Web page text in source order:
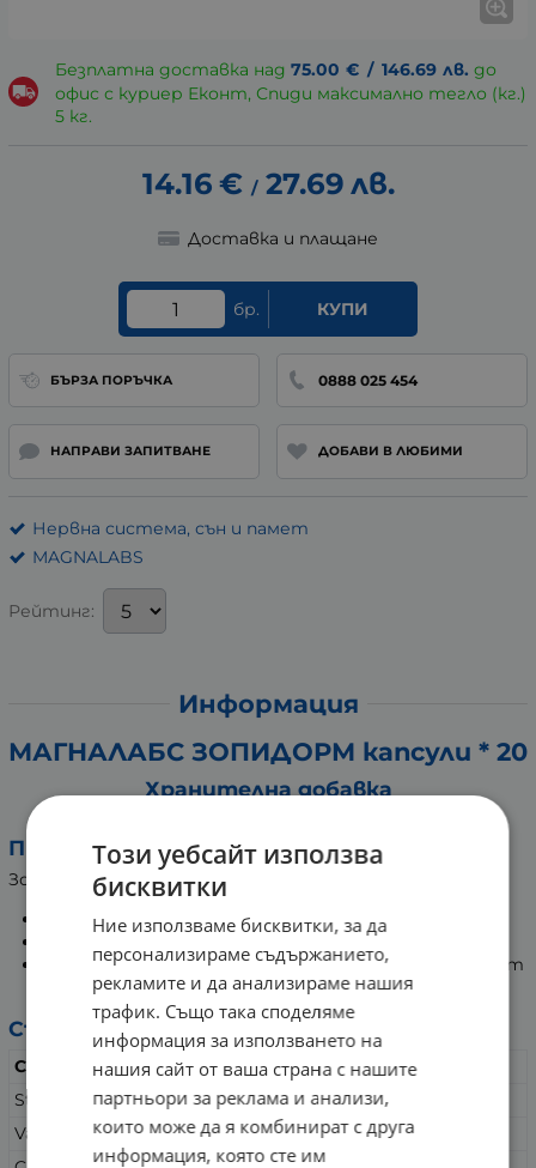
Безплатна доставка над 75.00 € / 146.69 лв. до
офис с куриер Еконт, Спиди максимално тегло (кг.)
5 кг.
14.16 € / 27.69 лв.
Доставка и плащане
бр. КУПИ
БЪРЗА ПОРЪЧКА 0888 025 454
НАПРАВИ ЗАПИТВАНЕ ДОБАВИ В ЛЮБИМИ
Нервна система, сън и памет
MAGNALABS
Рейтинг:
Информация
МАГНАЛАБС ЗОПИДОРМ капсули * 20
Хранителна добавка
Предназначение:
Зопидорм повлиява благоприятно:
Бързото и лесно заспиване.
Нормалната продължитеност на съня.
Не предизвиква остатъчна сънливост и замаяност
след събуждане.
Състав:
Състав:
В 1 капсула:
St. John`s Wort (Жълт кантарион)
Valeriana (Валериана)
150 мг
Този уебсайт използва
бисквитки
Ние използваме бисквитки, за да
персонализираме съдържанието,
рекламите и да анализираме нашия
трафик. Също така споделяме
информация за използването на
нашия сайт от ваша страна с нашите
партньори за реклама и анализи,
които може да я комбинират с друга
информация, която сте им